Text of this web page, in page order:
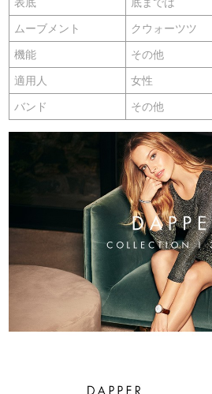
表底 底までは
ムーブメント クウォーツツ
機能 その他
適用人 女性
バンド その他